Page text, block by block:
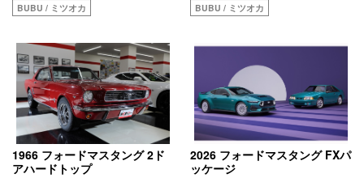
BUBU / ミツオカ
BUBU / ミツオカ
1966 フォードマスタング 2ド
アハードトップ
2026 フォードマスタング FXパ
ッケージ